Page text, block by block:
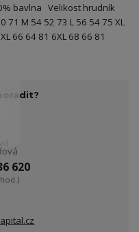
bavlna Velikost hrudník
71 M 54 52 73 L 56 54 75 XL
66 64 81 6XL 68 66 81
620